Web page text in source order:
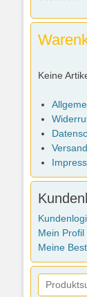
Keine
Mein Profil
Meine